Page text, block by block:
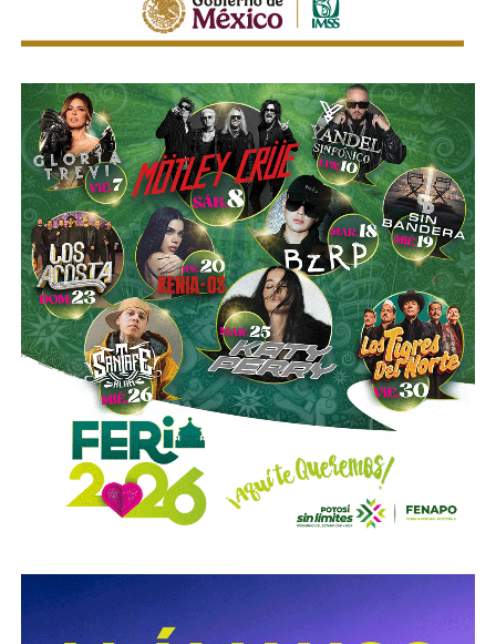
del límite permitido
.
Sí hubo un fallo grande por parte de lasautoridades
viales municipales que no anunciaron a tiempo el tope
y no colocaron la señal hasta que ya estaba listo el muro
de los tormentos.
Sigue existiendo tardanza por parte de estas mismas
autoridades pararepintar o rescatar las señales que
no solo ahí, sino en toda la ciudad, están mal pintadas,
opacas, mal colocadas o tapadas por árboles
compartieron videos, que criticaron al
conductores hacia peatones
(como si eso no fuera pan
de cada día), ¿por qué no acompañaron sus post con un
“circule con cuidado”, “cumpla con lo establecido”,